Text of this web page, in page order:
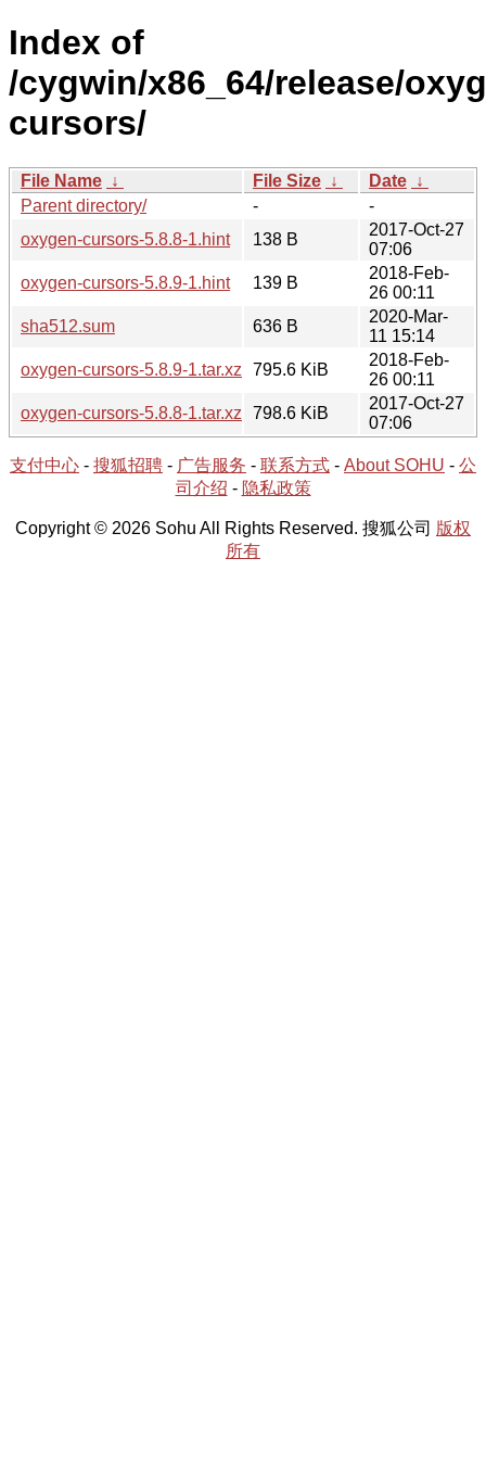
Index of
/cygwin/x86_64/release/
cursors/
File Name ↓ File Size ↓ Date ↓
Parent directory/
-
-
oxygen-cursors-5.8.8-1.hint
138 B
2017-Oct-27
07:06
oxygen-cursors-5.8.9-1.hint
139 B
2018-Feb-
26 00:11
sha512.sum
636 B
2020-Mar-
11 15:14
oxygen-cursors-5.8.9-1.tar.xz
795.6 KiB
2018-Feb-
26 00:11
oxygen-cursors-5.8.8-1.tar.xz
798.6 KiB
2017-Oct-27
07:06
支付中心 - 搜狐招聘 - 广告服务 - 联系方式 - About SOHU - 公
司介绍 - 隐私政策
Copyright © 2026 Sohu All Rights Reserved. 搜狐公司 版权
所有